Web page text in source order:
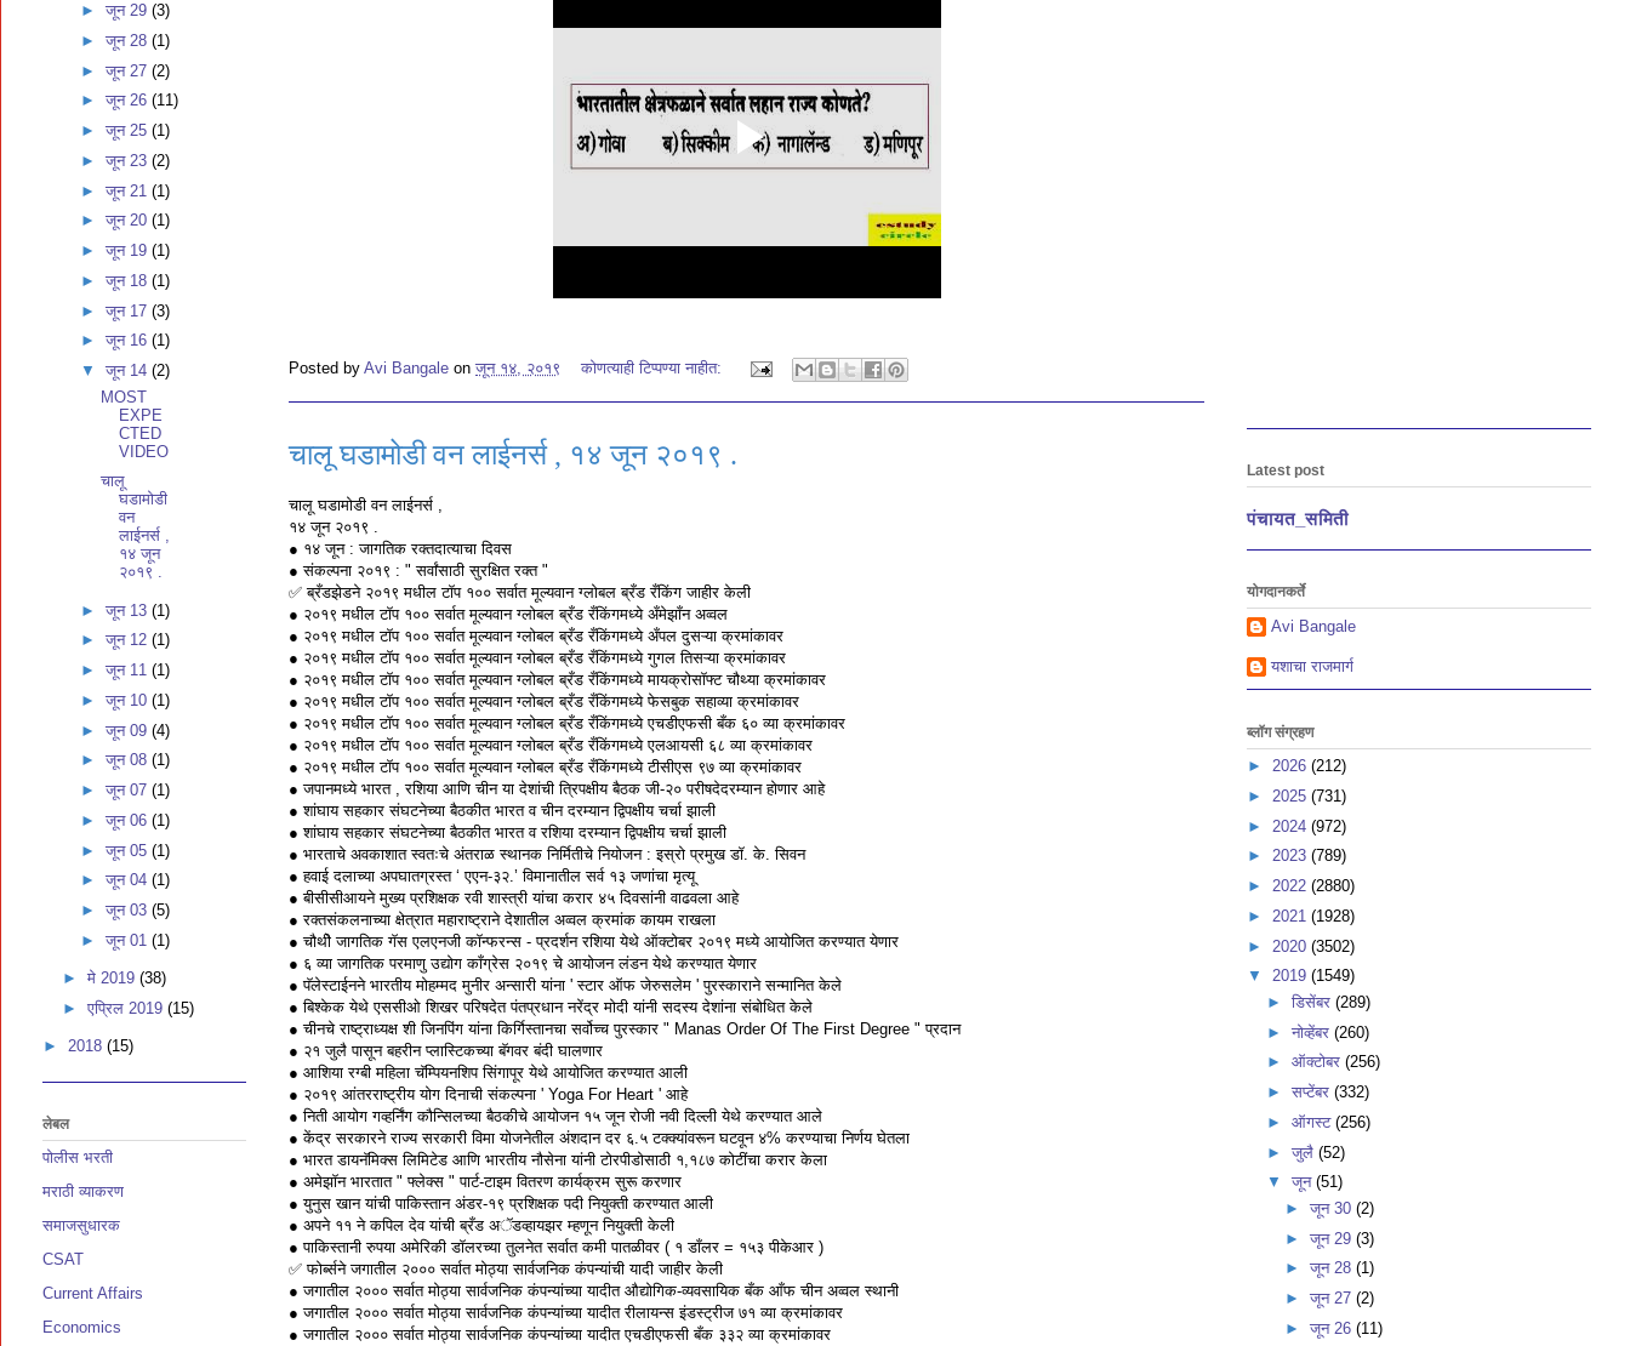
Posted by Avi Bangale on जून १४, २०१९ कोणत्याही टिप्पण्‍या नाहीत:
चालू घडामोडी वन लाईनर्स , १४ जून २०१९ .
चालू घडामोडी वन लाईनर्स ,
१४ जून २०१९ .
● १४ जून : जागतिक रक्तदात्याचा दिवस
● संकल्पना २०१९ : " सर्वांसाठी सुरक्षित रक्त "
✅ ब्रँडझेडने २०१९ मधील टॉप १०० सर्वात मूल्यवान ग्लोबल ब्रँड रँकिंग जाहीर केली
● २०१९ मधील टॉप १०० सर्वात मूल्यवान ग्लोबल ब्रँड रँकिंगमध्ये अँमेझाँन अव्वल
● २०१९ मधील टॉप १०० सर्वात मूल्यवान ग्लोबल ब्रँड रँकिंगमध्ये अँपल दुसऱ्या क्रमांकावर
● २०१९ मधील टॉप १०० सर्वात मूल्यवान ग्लोबल ब्रँड रँकिंगमध्ये गुगल तिसऱ्या क्रमांकावर
● २०१९ मधील टॉप १०० सर्वात मूल्यवान ग्लोबल ब्रँड रँकिंगमध्ये मायक्रोसॉफ्ट चौथ्या क्रमांकावर
● २०१९ मधील टॉप १०० सर्वात मूल्यवान ग्लोबल ब्रँड रँकिंगमध्ये फेसबुक सहाव्या क्रमांकावर
● २०१९ मधील टॉप १०० सर्वात मूल्यवान ग्लोबल ब्रँड रँकिंगमध्ये एचडीएफसी बँक ६० व्या क्रमांकावर
● २०१९ मधील टॉप १०० सर्वात मूल्यवान ग्लोबल ब्रँड रँकिंगमध्ये एलआयसी ६८ व्या क्रमांकावर
● २०१९ मधील टॉप १०० सर्वात मूल्यवान ग्लोबल ब्रँड रँकिंगमध्ये टीसीएस ९७ व्या क्रमांकावर
● जपानमध्ये भारत , रशिया आणि चीन या देशांची त्रिपक्षीय बैठक जी-२० परीषदेदरम्यान होणार आहे
● शांघाय सहकार संघटनेच्या बैठकीत भारत व चीन दरम्यान द्विपक्षीय चर्चा झाली
● शांघाय सहकार संघटनेच्या बैठकीत भारत व रशिया दरम्यान द्विपक्षीय चर्चा झाली
● भारताचे अवकाशात स्वतःचे अंतराळ स्थानक निर्मितीचे नियोजन : इस्रो प्रमुख डॉ. के. सिवन
● हवाई दलाच्या अपघातग्रस्त ‘ एएन-३२.’ विमानातील सर्व १३ जणांचा मृत्यू
● बीसीसीआयने मुख्य प्रशिक्षक रवी शास्त्री यांचा करार ४५ दिवसांनी वाढवला आहे
● रक्तसंकलनाच्या क्षेत्रात महाराष्ट्राने देशातील अव्वल क्रमांक कायम राखला
● चौथीे जागतिक गॅस एलएनजी कॉन्फरन्स - प्रदर्शन रशिया येथे ऑक्टोबर २०१९ मध्ये आयोजित करण्यात येणार
● ६ व्या जागतिक परमाणु उद्योग काँग्रेस २०१९ चे आयोजन लंडन येथे करण्यात येणार
● पॅलेस्टाईनने भारतीय मोहम्मद मुनीर अन्सारी यांना ' स्टार ऑफ जेरुसलेम ' पुरस्काराने सन्मानित केले
● बिश्केक येथे एससीओ शिखर परिषदेत पंतप्रधान नरेंद्र मोदी यांनी सदस्य देशांना संबोधित केले
● चीनचे राष्ट्राध्यक्ष शी जिनपिंग यांना किर्गिस्तानचा सर्वोच्च पुरस्कार " Manas Order Of The First Degree " प्रदान
● २१ जुलै पासून बहरीन प्लास्टिकच्या बॅगवर बंदी घालणार
● आशिया रग्बी महिला चॅम्पियनशिप सिंगापूर येथे आयोजित करण्यात आली
● २०१९ आंतरराष्ट्रीय योग दिनाची संकल्पना ' Yoga For Heart ' आहे
● निती आयोग गव्हर्निंग कौन्सिलच्या बैठकीचे आयोजन १५ जून रोजी नवी दिल्ली येथे करण्यात आले
● केंद्र सरकारने राज्य सरकारी विमा योजनेतील अंशदान दर ६.५ टक्क्यांवरून घटवून ४% करण्याचा निर्णय घेतला
● भारत डायनॅमिक्स लिमिटेड आणि भारतीय नौसेना यांनी टोरपीडोसाठी १,१८७ कोटींचा करार केला
● अमेझॉन भारतात " फ्लेक्स " पार्ट-टाइम वितरण कार्यक्रम सुरू करणार
● युनुस खान यांची पाकिस्तान अंडर-१९ प्रशिक्षक पदी नियुक्ती करण्यात आली
● अपने ११ ने कपिल देव यांची ब्रँड अॅडव्हायझर म्हणून नियुक्ती केली
● पाकिस्तानी रुपया अमेरिकी डॉलरच्या तुलनेत सर्वात कमी पातळीवर ( १ डाँलर = १५३ पीकेआर )
✅ फोर्ब्सने जगातील २००० सर्वात मोठ्या सार्वजनिक कंपन्यांची यादी जाहीर केली
● जगातील २००० सर्वात मोठ्या सार्वजनिक कंपन्यांच्या यादीत औद्योगिक-व्यवसायिक बँक आँफ चीन अव्वल स्थानी
● जगातील २००० सर्वात मोठ्या सार्वजनिक कंपन्यांच्या यादीत रीलायन्स इंडस्ट्रीज ७१ व्या क्रमांकावर
● जगातील २००० सर्वात मोठ्या सार्वजनिक कंपन्यांच्या यादीत एचडीएफसी बँक ३३२ व्या क्रमांकावर
►जून 29(3)
►जून 28(1)
►जून 27(2)
►जून 26(11)
►जून 25(1)
►जून 23(2)
►जून 21(1)
►जून 20(1)
►जून 19(1)
►जून 18(1)
►जून 17(3)
►जून 16(1)
▼जून 14(2)
MOST
EXPE
CTED
VIDEO
चालू
घडामोडी
वन
लाईनर्स ,
१४ जून
२०१९ .
►जून 13(1)
►जून 12(1)
►जून 11(1)
►जून 10(1)
►जून 09(4)
►जून 08(1)
►जून 07(1)
►जून 06(1)
►जून 05(1)
►जून 04(1)
►जून 03(5)
►जून 01(1)
► मे 2019 (38)
► एप्रिल 2019 (15)
► 2018 (15)
लेबल
पोलीस भरती
मराठी व्याकरण
समाजसुधारक
CSAT
Current Affairs
Economics
Latest post
पंचायत_समिती
योगदानकर्ते
Avi Bangale
यशाचा राजमार्ग
ब्लॉग संग्रहण
► 2026 (212)
► 2025 (731)
► 2024 (972)
► 2023 (789)
► 2022 (2880)
► 2021 (1928)
► 2020 (3502)
▼ 2019 (1549)
► डिसेंबर (289)
► नोव्हेंबर (260)
► ऑक्टोबर (256)
► सप्टेंबर (332)
► ऑगस्ट (256)
► जुलै (52)
▼ जून (51)
►जून 30(2)
►जून 29(3)
►जून 28(1)
►जून 27(2)
►जून 26(11)